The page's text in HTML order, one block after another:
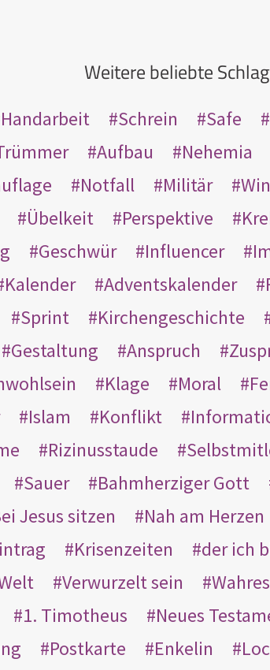
Weitere beliebte
Handarbeit Schrein Safe
Aufbau Nehemia
Notfall Militär
Übelkeit Perspektive
Geschwür Influencer
Kalender Adventskalender
Sprint Kirchengeschichte
Gestaltung Anspruch
Klage Moral
Islam Konflikt
Rizinusstaude
Sauer Bahmherziger Gott
Jesus sitzen Nah am Herzen
Krisenzeiten der ich
Verwurzelt sein
1. Timotheus Neues
Postkarte Enkelin